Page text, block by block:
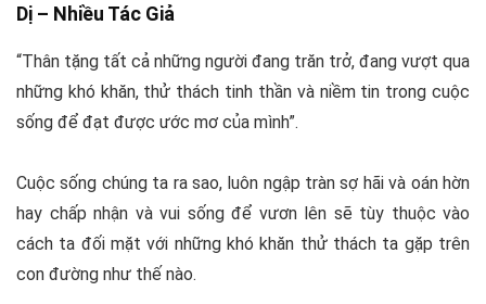
Dị – Nhiều Tác Giả
“Thân tặng tất cả những người đang trăn trở, đang vượt qua
những khó khăn, thử thách tinh thần và niềm tin trong cuộc
sống để đạt được ước mơ của mình”.
Cuộc sống chúng ta ra sao, luôn ngập tràn sợ hãi và oán hờn
hay chấp nhận và vui sống để vươn lên sẽ tùy thuộc vào
cách ta đối mặt với những khó khăn thử thách ta gặp trên
con đường như thế nào.